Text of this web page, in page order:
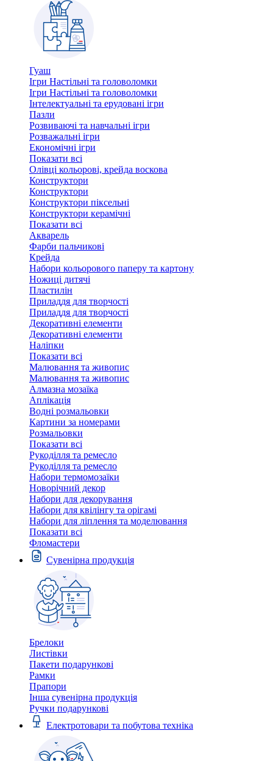
Гуаш
Ігри Настільні та головоломки
Ігри Настільні та головоломки
Інтелектуальні та ерудовані ігри
Пазли
Розвиваючі та навчальні ігри
Розважальні ігри
Економічні ігри
Показати всі
Олівці кольорові, крейда воскова
Конструктори
Конструктори
Конструктори піксельні
Конструктори керамічні
Показати всі
Акварель
Фарби пальчикові
Крейда
Набори кольорового паперу та картону
Ножиці дитячі
Пластилін
Приладдя для творчості
Приладдя для творчості
Декоративні елементи
Декоративні елементи
Налiпки
Показати всі
Малювання та живопис
Малювання та живопис
Алмазна мозаїка
Аплікація
Водні розмальовки
Картини за номерами
Розмальовки
Показати всі
Рукоділля та ремесло
Рукоділля та ремесло
Набори термомозаїки
Новорічний декор
Набори для декорування
Набори для квілінгу та орігамі
Набори для ліплення та моделювання
Показати всі
Фломастери
Сувенірна продукція
Брелоки
Листівки
Пакети подарункові
Рамки
Прапори
Інша сувенірна продукція
Ручки подарункові
Електротовари та побутова техніка